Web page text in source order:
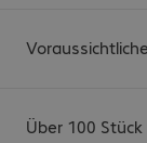
Über 100